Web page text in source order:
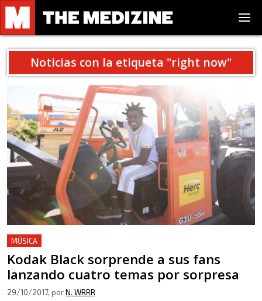
Noticias con la etiqueta "right now"
MÚSICA
Kodak Black sorprende a sus fans
lanzando cuatro temas por sorpresa
29/10/2017, porN. WRRR